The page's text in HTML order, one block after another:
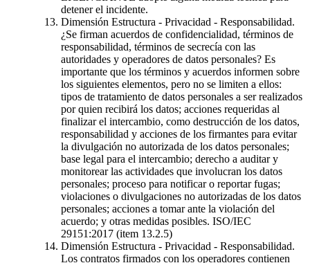
detener el incidente.
Dimensión Estructura - Privacidad - Responsabilidad.
¿Se firman acuerdos de confidencialidad, términos de
responsabilidad, términos de secrecía con las
autoridades y operadores de datos personales? Es
importante que los términos y acuerdos informen sobre
los siguientes elementos, pero no se limiten a ellos:
tipos de tratamiento de datos personales a ser realizados
por quien recibirá los datos; acciones requeridas al
finalizar el intercambio, como destrucción de los datos,
responsabilidad y acciones de los firmantes para evitar
la divulgación no autorizada de los datos personales;
base legal para el intercambio; derecho a auditar y
monitorear las actividades que involucran los datos
personales; proceso para notificar o reportar fugas;
violaciones o divulgaciones no autorizadas de los datos
personales; acciones a tomar ante la violación del
acuerdo; y otras medidas posibles. ISO/IEC
29151:2017 (item 13.2.5)
Dimensión Estructura - Privacidad - Responsabilidad.
Los contratos firmados con los operadores contienen